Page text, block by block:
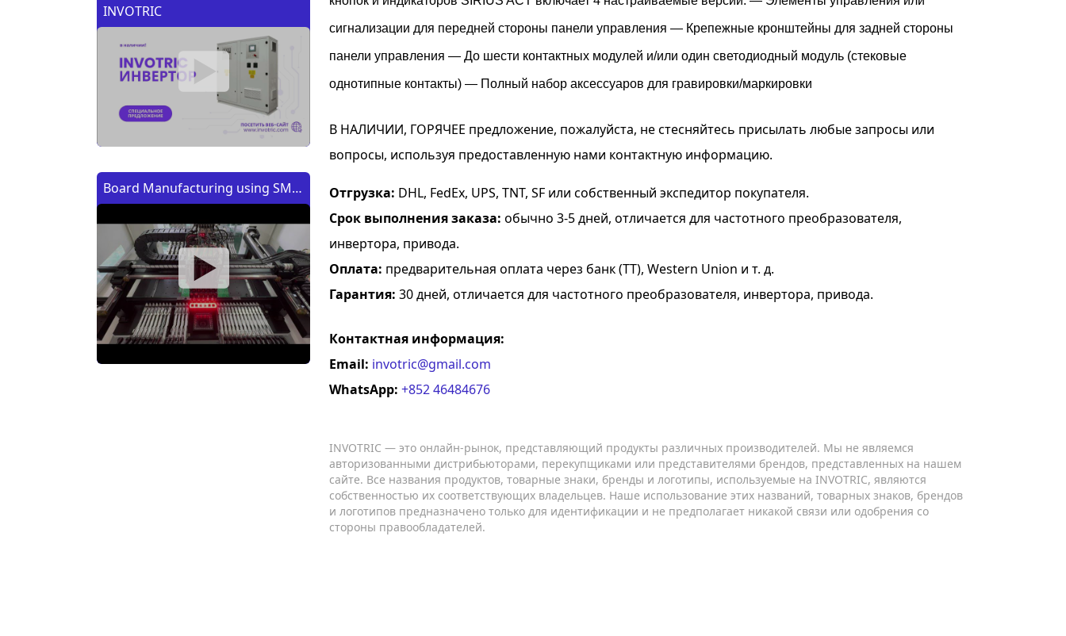
INVOTRIC
Board Manufacturing using SMT
с помощью SMT (CMT) машины
сигнализации для передней стороны панели управления — Крепежные кронштейны для задней стороны
панели управления — До шести контактных модулей и/или один светодиодный модуль (стековые
однотипные контакты) — Полный набор аксессуаров для гравировки/маркировки
В НАЛИЧИИ, ГОРЯЧЕЕ предложение, пожалуйста, не стесняйтесь присылать любые запросы или
вопросы, используя предоставленную нами контактную информацию.
Отгрузка: DHL, FedEx, UPS, TNT, SF или собственный экспедитор покупателя.
Срок выполнения заказа: обычно 3-5 дней, отличается для частотного преобразователя,
инвертора, привода.
Оплата: предварительная оплата через банк (TT), Western Union и т. д.
Гарантия: 30 дней, отличается для частотного преобразователя, инвертора, привода.
Контактная информация:
Email: invotric@gmail.com
WhatsApp: +852 46484676
INVOTRIC — это онлайн-рынок, представляющий продукты различных производителей. Мы не являемся
авторизованными дистрибьюторами, перекупщиками или представителями брендов, представленных на нашем
сайте. Все названия продуктов, товарные знаки, бренды и логотипы, используемые на INVOTRIC, являются
собственностью их соответствующих владельцев. Наше использование этих названий, товарных знаков, брендов
и логотипов предназначено только для идентификации и не предполагает никакой связи или одобрения со
стороны правообладателей.